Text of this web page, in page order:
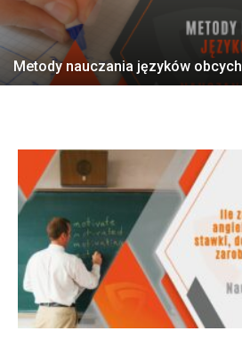
Metody nauczania języków obcych